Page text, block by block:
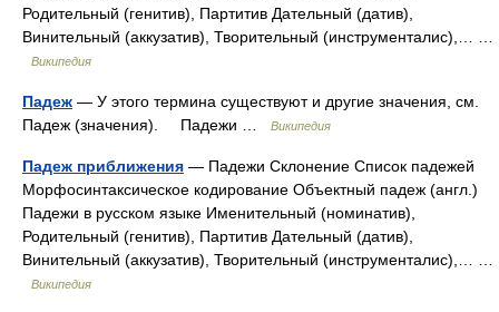
Родительный (генитив), Партитив Дательный (датив),
Винительный (аккузатив), Творительный (инструменталис),… …
Википедия
Падеж — У этого термина существуют и другие значения, см.
Падеж (значения). Падежи …
Википедия
Падеж приближения — Падежи Склонение Список падежей
Морфосинтаксическое кодирование Объектный падеж (англ.)
Падежи в русском языке Именительный (номинатив),
Родительный (генитив), Партитив Дательный (датив),
Винительный (аккузатив), Творительный (инструменталис),… …
Википедия